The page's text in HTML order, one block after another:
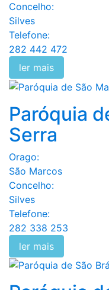
Concelho:
Silves
Telefone:
282 442 472
ler mais
Paróquia
Serra
Orago:
São Marcos
Concelho:
Silves
Telefone:
282 338 253
ler mais